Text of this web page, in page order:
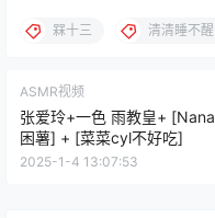
槑十三 清清睡不醒
ASMR视频
张爱玲+一色 雨教皇+ [Nana
困薯] + [菜菜cyl不好吃]
2025-1-4 13:07:53